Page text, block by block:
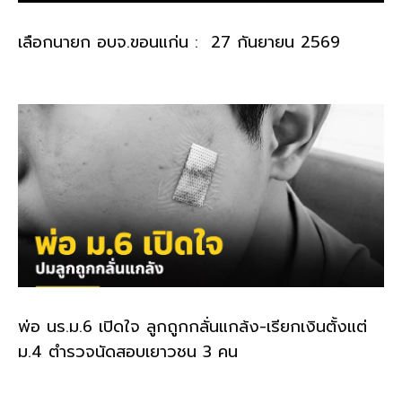
เลือกนายก อบจ.ขอนแก่น : 27 กันยายน 2569
พ่อ นร.ม.6 เปิดใจ ลูกถูกกลั่นแกล้ง-เรียกเงินตั้งแต่
ม.4 ตำรวจนัดสอบเยาวชน 3 คน